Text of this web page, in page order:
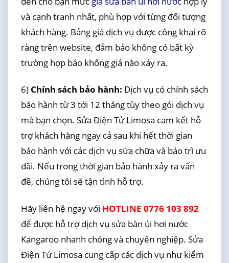
và cạnh tranh nhất, phù hợp với từng đối tượng
khách hàng. Bảng giá dịch vụ được công khai rõ
ràng trên website, đảm bảo không có bất kỳ
trường hợp báo khống giá nào xảy ra.
6) Chính sách bảo hành: Dịch vụ có chính sách
bảo hành từ 3 tới 12 tháng tùy theo gói dịch vụ
mà bạn chọn. Sửa Điện Tử Limosa cam kết hỗ
trợ khách hàng ngay cả sau khi hết thời gian
bảo hành với các dịch vụ sửa chữa và bảo trì ưu
đãi. Nếu trong thời gian bảo hành xảy ra vấn
đề, chúng tôi sẽ tận tình hỗ trợ.
Hãy liên hệ ngay với HOTLINE 0776 103 892
để được hỗ trợ dịch vụ sửa bàn ủi hơi nước
Kangaroo nhanh chóng và chuyên nghiệp. Sửa
Điện Tử Limosa cung cấp các dịch vụ như kiểm